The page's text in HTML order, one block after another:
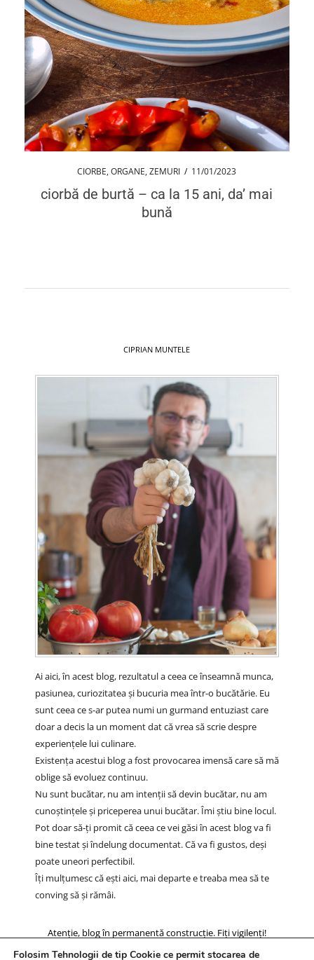
CIORBE,ORGANE,ZEMURI / 11/01/2023
ciorbă de burtă – ca la 15 ani, da’ mai
bună
CIPRIAN MUNTELE
Ai aici, în acest blog, rezultatul a ceea ce înseamnă munca,
pasiunea, curiozitatea și bucuria mea într-o bucătărie. Eu
sunt ceea ce s-ar putea numi un gurmand entuziast care
doar a decis la un moment dat că vrea să scrie despre
experiențele lui culinare.
Existența acestui blog a fost provocarea imensă care să mă
oblige să evoluez continuu.
Nu sunt bucătar, nu am intenții să devin bucătar, nu am
cunoștințele și priceperea unui bucătar. Îmi știu bine locul.
Pot doar să-ți promit că ceea ce vei găsi în acest blog va fi
bine testat și îndelung documentat. Că va fi gustos, deși
poate uneori perfectibil.
Îți mulțumesc că ești aici, mai departe e treaba mea să te
conving să și rămâi.
Atenție, blog în permanentă construcție. Fiți vigilenți!
Folosim Tehnologii de tip Cookie ce permit stocarea de